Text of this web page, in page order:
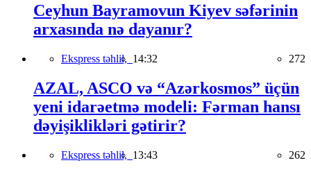
Ceyhun Bayramovun Kiyev səfərinin
arxasında nə dayanır?
Ekspress təhlil, 14:32 272
AZAL, ASCO və “Azərkosmos” üçün
yeni idarəetmə modeli: Fərman hansı
dəyişiklikləri gətirir?
Ekspress təhlil, 13:43 262